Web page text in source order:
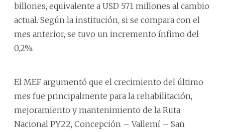
billones, equivalente a USD 571 millones al cambio
actual. Según la institución, si se compara con el
mes anterior, se tuvo un incremento ínfimo del
0,2%.
El MEF argumentó que el crecimiento del último
mes fue principalmente para la rehabilitación,
mejoramiento y mantenimiento de la Ruta
Nacional PY22, Concepción – Vallemí – San